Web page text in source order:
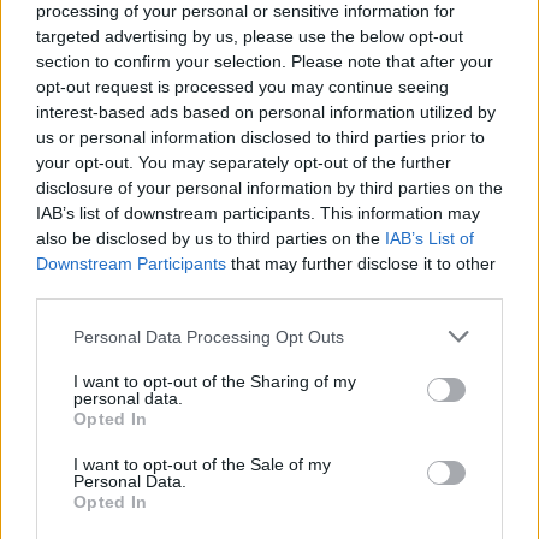
processing of your personal or sensitive information for
targeted advertising by us, please use the below opt-out
section to confirm your selection. Please note that after your
opt-out request is processed you may continue seeing
interest-based ads based on personal information utilized by
us or personal information disclosed to third parties prior to
your opt-out. You may separately opt-out of the further
disclosure of your personal information by third parties on the
IAB’s list of downstream participants. This information may
also be disclosed by us to third parties on the IAB’s List of
Downstream Participants that may further disclose it to other
Please note that this website/app uses one or more Google
not limited to your visit or usage behaviour. You may click to
grant or deny consent to Google and its third-party tags to
use your data for below specified purposes in below Google
consent section.
Personal Data Processing Opt Outs
I want to opt-out of the Sharing of my
personal data.
Opted In
I want to opt-out of the Sale of my
Personal Data.
Opted In
για την συνεργασία μεταξύ της Γενικής
Γραμματείας Έρευνας και Τεχνολογίας του
Υπουργείου Παιδείας, Δια Βίου Μάθησης και
Θρησκευμάτων της Ελληνικής Δημοκρατίας και
του Συμβουλίου Επιστημονικής και Τεχνολογικής
Έρευνας της Δημοκρατίας της Τουρκίας
(TUBITAK).
· Μνημόνιο Προθέσεων μεταξύ του Υπουργείου
Υποδομών, Μεταφορών και Δικτύων της
Ελληνικής Δημοκρατίας και του Υπουργείου
Μεταφορών και Επικοινωνιών της Δημοκρατίας
της Τουρκίας για την Ανάπτυξη Σιδηροδρομικών
και Συνδυασμένων Μεταφορών μεταξύ Ελλάδος
και Τουρκίας.